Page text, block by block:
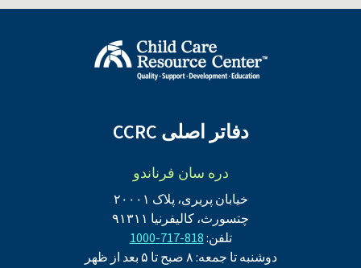
دفاتر اصلی CCRC
دره سان فرناندو
خیابان پریری، پلاک ۲۰۰۰۱
چتسورث، کالیفرنیا ۹۱۳۱۱
تلفن:818-717-1000
دوشنبه تا جمعه: ۸ صبح تا ۵ بعد از ظهر